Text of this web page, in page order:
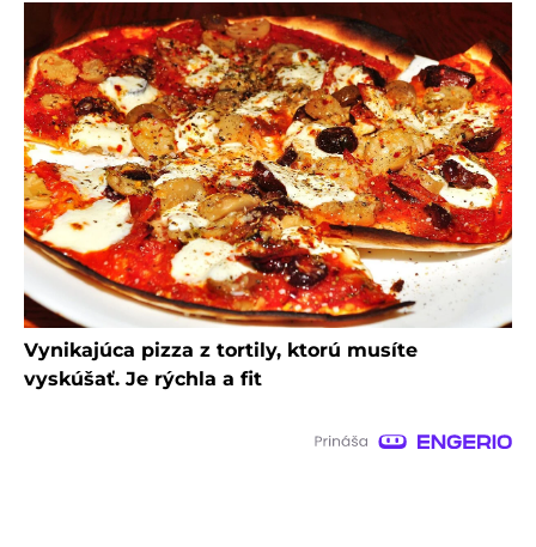
Vynikajúca pizza z tortily, ktorú musíte
vyskúšať. Je rýchla a fit